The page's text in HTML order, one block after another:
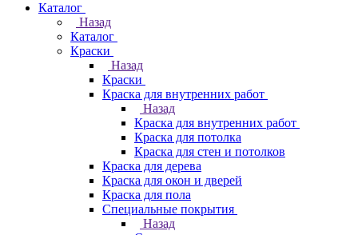
Каталог
Назад
Каталог
Краски
Назад
Краски
Краска для внутренних работ
Назад
Краска для внутренних работ
Краска для потолка
Краска для стен и потолков
Краска для дерева
Краска для окон и дверей
Краска для пола
Специальные покрытия
Назад